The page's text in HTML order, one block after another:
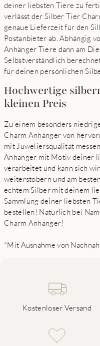
deiner liebsten Tiere zu
verlässt der Silber Tier
genaue Lieferzeit für den
Postanbieter ab. Abhängig
Anhänger Tiere dann am
Selbstverständlich
für deinen persönlichen
Hochwertige
kleinen Preis
Zu einem besonders
Charm Anhänger von
mit Juweliersqualität
Anhänger mit Motiv deiner
verarbeitet und kann sich
weiterstöbern und am
echtem Silber mit deinem
Sammlung deiner liebsten
bestellen! Natürlich bei
Charm Anhänger!
*Mit Ausnahme von
Kostenloser Versand